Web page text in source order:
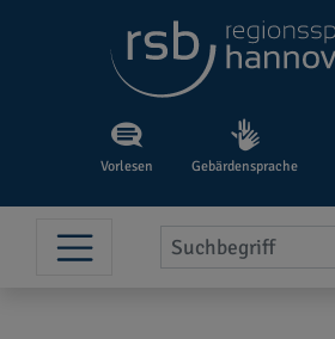
Vorlesen Gebärdensprache